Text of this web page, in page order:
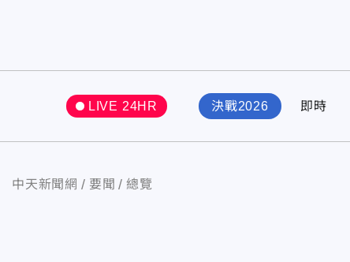
LIVE 24HR 決戰2026 即時
中天新聞網 要聞 總覽